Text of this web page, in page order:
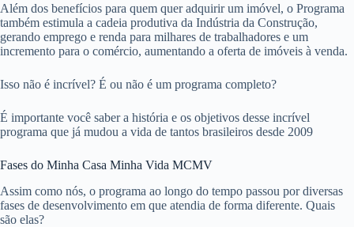
Além dos benefícios para quem quer adquirir um imóvel, o Programa
também estimula a cadeia produtiva da Indústria da Construção,
gerando emprego e renda para milhares de trabalhadores e um
incremento para o comércio, aumentando a oferta de imóveis à venda.
Isso não é incrível? É ou não é um programa completo?
É importante você saber a história e os objetivos desse incrível
programa que já mudou a vida de tantos brasileiros desde 2009
Fases do Minha Casa Minha Vida MCMV
Assim como nós, o programa ao longo do tempo passou por diversas
fases de desenvolvimento em que atendia de forma diferente. Quais
são elas?